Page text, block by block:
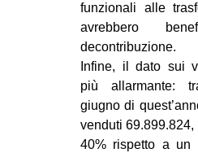
funzionali alle
avrebbero
decontribuzione.
Infine, il dato sui
più allarmante:
giugno di
venduti 69.899.824,
40% rispetto a un